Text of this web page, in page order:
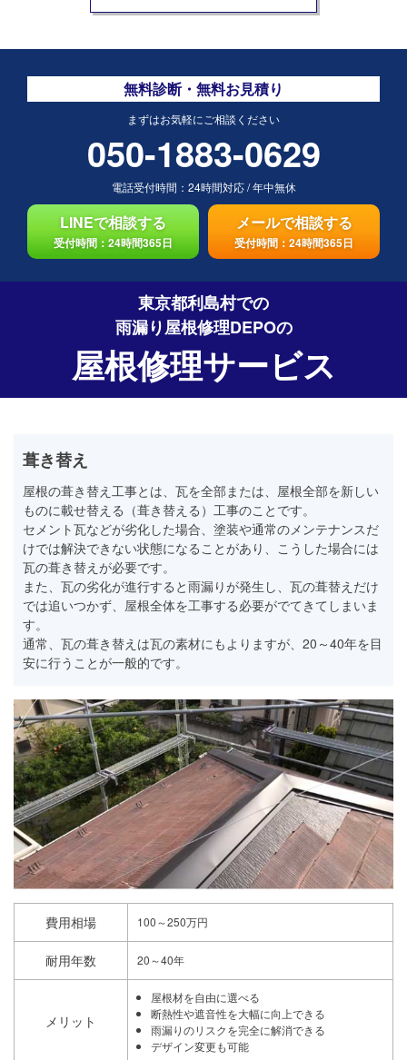
無料診断・無料お見積り
まずはお気軽にご相談ください
050-1883-0629
電話受付時間： 24時間対応/年中無休
LINEで相談する
受付時間：24時間365日
メールで相談する
受付時間：24時間365日
東京都利島村での
雨漏り屋根修理DEPOの
屋根修理サービス
葺き替え
屋根の葺き替え工事とは、瓦を全部または、屋根全部を新しい
ものに載せ替える（葺き替える）工事のことです。
セメント瓦などが劣化した場合、塗装や通常のメンテナンスだ
けでは解決できない状態になることがあり、こうした場合には
瓦の葺き替えが必要です。
また、瓦の劣化が進行すると雨漏りが発生し、瓦の葺替えだけ
では追いつかず、屋根全体を工事する必要がでてきてしまいま
す。
通常、瓦の葺き替えは瓦の素材にもよりますが、20～40年を目
安に行うことが一般的です。
費用相場 100～250万円
耐用年数 20～40年
メリット
屋根材を自由に選べる
断熱性や遮音性を大幅に向上できる
雨漏りのリスクを完全に解消できる
デザイン変更も可能